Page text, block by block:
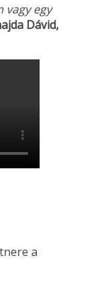
vagy egy
Dávid,
a